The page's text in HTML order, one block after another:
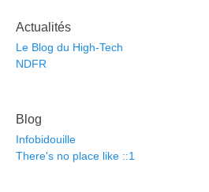
Actualités
Le Blog du High-Tech
NDFR
Blog
Infobidouille
There's no place like ::1